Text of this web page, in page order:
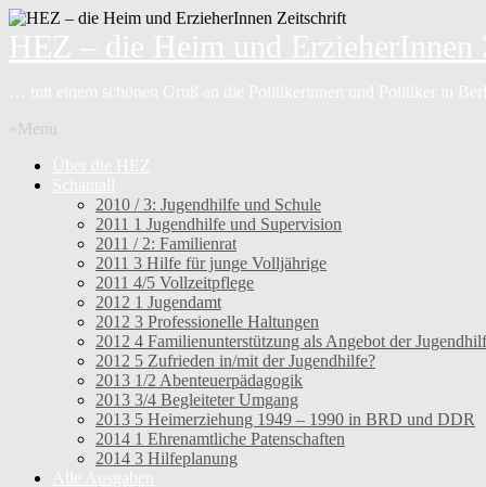
»Menu
2010 / 3: Jugendhilfe und Schule
2011 1 Jugendhilfe und Supervision
2011 / 2: Familienrat
2011 3 Hilfe für junge Volljährige
2011 4/5 Vollzeitpflege
2012 1 Jugendamt
2012 3 Professionelle Haltungen
2012 4 Familienunterstützung als Angebot der
2012 5 Zufrieden in/mit der Jugendhilfe?
2013 1/2 Abenteuerpädagogik
2013 3/4 Begleiteter Umgang
2013 5 Heimerziehung 1949 – 1990 in BRD und DDR
2014 1 Ehrenamtliche Patenschaften
2014 3 Hilfeplanung